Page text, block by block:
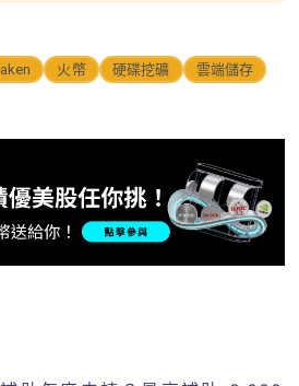
火幣 硬碟挖礦 雲端儲存